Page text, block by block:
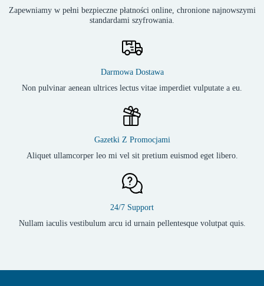
Zapewniamy w pełni bezpieczne płatności online, chronione najnowszymi
standardami szyfrowania.
Darmowa Dostawa
Non pulvinar aenean ultrices lectus vitae imperdiet vulputate a eu.
Gazetki Z Promocjami
Aliquet ullamcorper leo mi vel sit pretium euismod eget libero.
24/7 Support
Nullam iaculis vestibulum arcu id urnain pellentesque volutpat quis.